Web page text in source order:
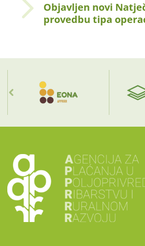
Objavljen novi
provedbu tipa